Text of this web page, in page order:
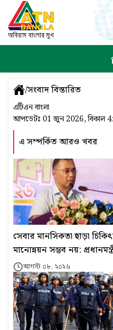
/সংবাদ বিস্তারিত
এটিএন বাংলা
আপডেটঃ 01 জুন 2026, বিকাল
এ সম্পর্কিত আরও খবর
সেবার মানসিকতা ছাড়া
মানোন্নয়ন সম্ভব নয়:
আগস্ট ০৮, ২০২৬